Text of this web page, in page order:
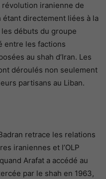
iranienne de
étant directement liées à la
débuts du groupe
entre les factions
au shah d’Iran. Les
déroulés non seulement
partisans au Liban.
retrace les relations
iraniennes et l’OLP
Arafat a accédé au
par le shah en 1963,